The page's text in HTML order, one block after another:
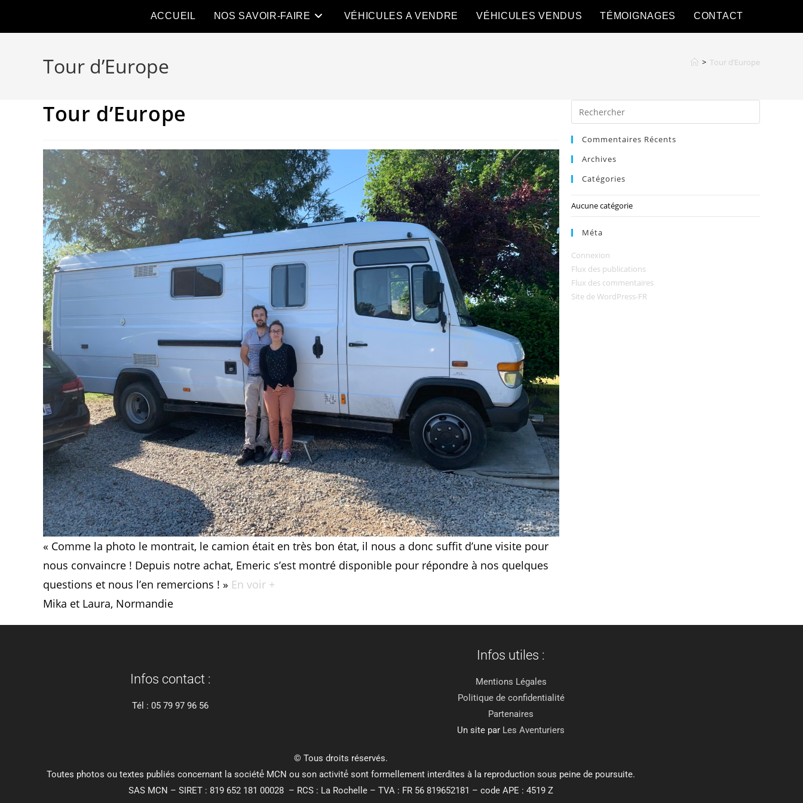
ACCUEIL NOS SAVOIR-FAIRE VÉHICULES A VENDRE VÉHICULES VENDUS TÉMOIGNAGES CONTACT
Tour d’Europe > Tour d’Europe
Tour d’Europe
« Comme la photo le montrait, le camion était en très bon état, il nous a donc suffit d’une visite pour
nous convaincre ! Depuis notre achat, Emeric s’est montré disponible pour répondre à nos quelques
questions et nous l’en remercions ! » En voir +
Mika et Laura, Normandie
Commentaires Récents
Archives
Catégories
Aucune catégorie
Méta
Connexion
Flux des publications
Flux des commentaires
Site de WordPress-FR
Infos contact :
Tél : 05 79 97 96 56
Infos utiles :
Mentions Légales
Politique de confidentialité
Partenaires
Un site par Les Aventuriers
© Tous droits réservés.
Toutes photos ou textes publiés concernant la société́ MCN ou son activité́ sont formellement interdites à la reproduction sous peine de poursuite.
SAS MCN – SIRET : 819 652 181 00028 – RCS : La Rochelle – TVA : FR 56 819652181 – code APE : 4519 Z